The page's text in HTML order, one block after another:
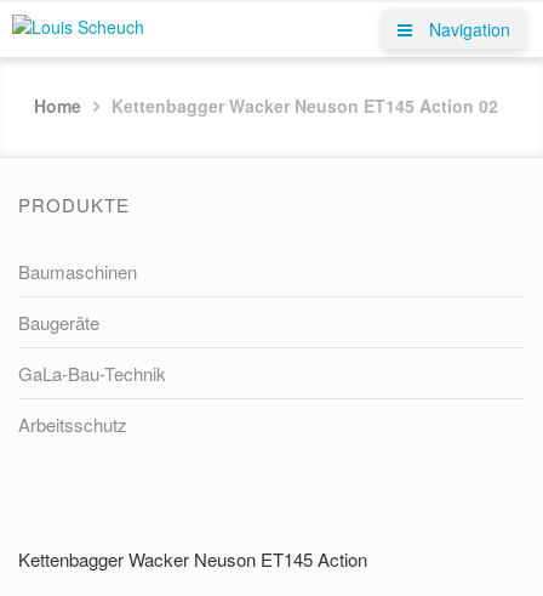
Navigation
Home Kettenbagger Wacker Neuson ET145 Action 02
PRODUKTE
Baumaschinen
Baugeräte
GaLa-Bau-Technik
Arbeitsschutz
Kettenbagger Wacker Neuson ET145 Action